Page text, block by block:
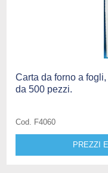
Carta da forno a
da 500 pezzi.
Cod. F4060
PREZZI